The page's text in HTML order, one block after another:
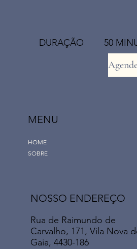
DURAÇÃO 50
HOME
SOBRE
MENU
Rua de Raimundo de
Carvalho, 171, Vila Nova
Gaia, 4430-186
NOSSO ENDEREÇO